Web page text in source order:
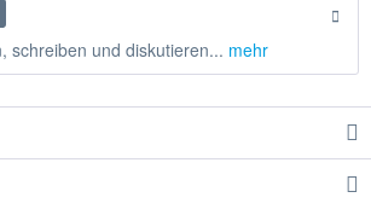
schreiben und diskutieren... mehr